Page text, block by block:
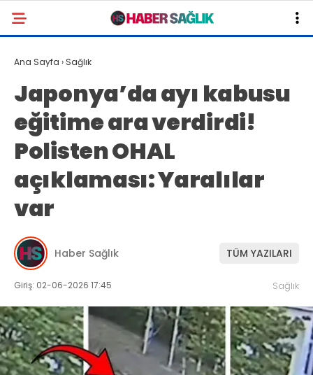
Ana Sayfa › Sağlık
Japonya’da ayı kabusu
eğitime ara verdirdi!
Polisten OHAL
açıklaması: Yaralılar
var
Haber Sağlık TÜM YAZILARI
Giriş: 02-06-2026 17:45 Sağlık